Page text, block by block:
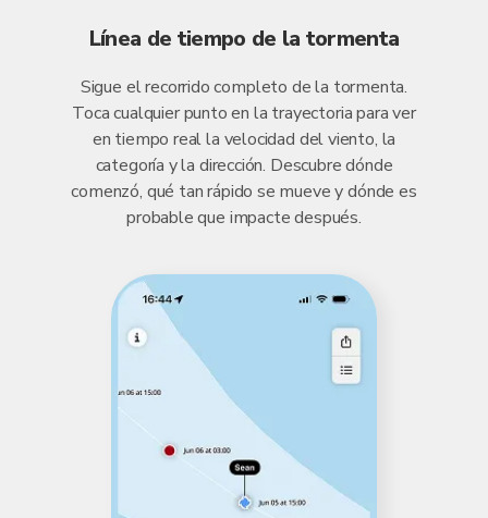
Línea de tiempo de la tormenta
Sigue el recorrido completo de la tormenta.
Toca cualquier punto en la trayectoria para ver
en tiempo real la velocidad del viento, la
categoría y la dirección. Descubre dónde
comenzó, qué tan rápido se mueve y dónde es
probable que impacte después.